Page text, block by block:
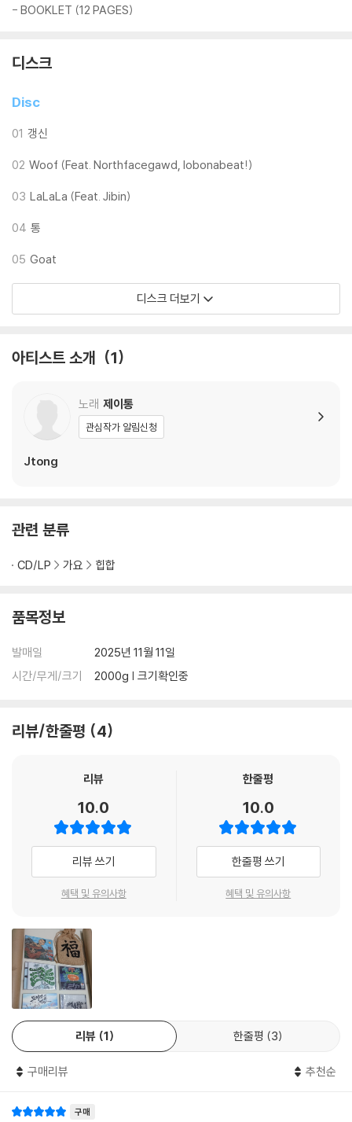
- BOOKLET (12 PAGES)
디스크
Disc
01 갱신
02 Woof (Feat. Northfacegawd, lobonabeat!)
03 LaLaLa (Feat. Jibin)
04 통
05 Goat
디스크 더보기
아티스트 소개 1
노래 제이통
관심작가 알림신청
Jtong
관련 분류
CD/LP 가요 힙합
품목정보
발매일
2025년 11월 11일
시간/무게/크기
2000g | 크기확인중
리뷰/한줄평 4
리뷰
10.0
리뷰 쓰기
혜택 및 유의사항
한줄평
10.0
한줄평 쓰기
혜택 및 유의사항
리뷰 1 한줄평 3
구매리뷰 추천순
구매